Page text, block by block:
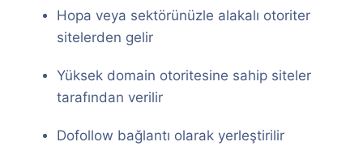
Hopa veya sektörünüzle alakalı otoriter
sitelerden gelir
Yüksek domain otoritesine sahip siteler
tarafından verilir
Dofollow bağlantı olarak yerleştirilir